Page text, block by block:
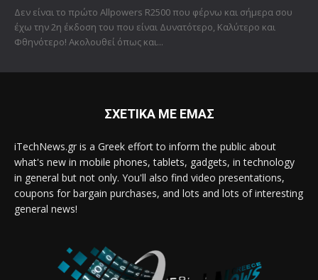
Δεν είναι το πρώτο Allpowers R2500 που φέρνω και σήμερα σου
έχω την 2η έκδοση του που είναι Δυνατότερο, Καλύτερο και
Φθηνότερο! Ακολουθεί όπως και...
ΣΧΕΤΙΚΑ ΜΕ ΕΜΑΣ
iTechNews.gr is a Greek effort to inform the public about
what's new in mobile phones, tablets, gadgets, in technology
in general but not only. You'll also find video presentations,
coupons for bargain purchases, and lots and lots of interesting
general news!